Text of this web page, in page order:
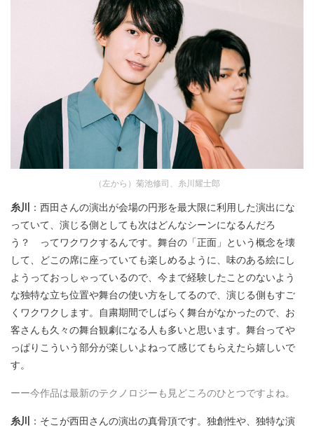
（左から）菊池修司、糸川耀士郎
糸川 ：西田さんの演出が会場の円形を最大限に利用した演出にな
っていて、演じる側としても次はどんなシーンになるんだろ
う？ ってワクワクするんです。舞台の「正面」という概念を壊
して、どこの席に座っていても楽しめるように、味のある絵にし
ようっておっしゃっているので、今まで経験したことのないよう
な独特な立ち位置や舞台の使い方をしてるので、演じる側もすご
くワクワクします。自粛期間でしばらく舞台がなかったので、お
客さんも久々の舞台観劇になる人も多いと思います。舞台ってや
っぱりこういう部分が楽しいよねって感じてもらえたら嬉しいで
す。
ーー今作品は最新のテクノロジーも見どころのひとつですよね。
糸川 ：そこが西田さんの演出の真骨頂です。独創性や、独特な演